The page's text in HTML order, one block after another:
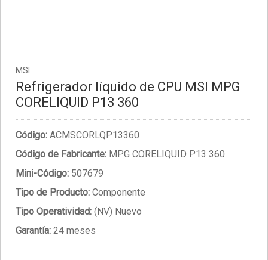
MSI
Refrigerador líquido de CPU MSI MPG
CORELIQUID P13 360
Código: ACMSCORLQP13360
Código de Fabricante: MPG CORELIQUID P13 360
Mini-Código: 507679
Tipo de Producto: Componente
Tipo Operatividad: (NV) Nuevo
Garantía: 24 meses